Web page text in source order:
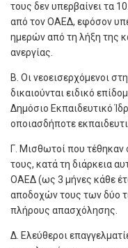
τους δεν υπερβαίνει τα
από τον ΟΑΕΔ, εφόσον
ημερών από τη λήξη της
ανεργίας.
Β. Οι νεοεισερχόμενοι
δικαιούνται ειδικό
Δημόσιο Εκπαιδευτικό
οποιασδήποτε
Γ. Μισθωτοί που τέθηκαν
τους, κατά τη διάρκεια
ΟΑΕΔ (ως 3 μήνες κάθε
αποδοχών τους των δύο
πλήρους απασχόλησης.
Δ. Ελεύθεροι